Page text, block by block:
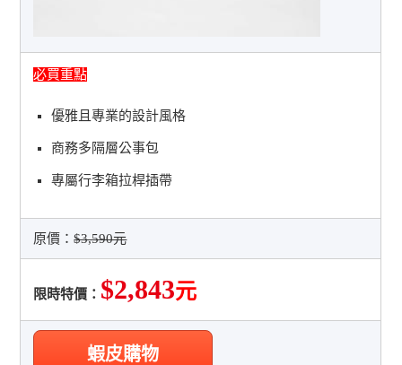
必買重點
優雅且專業的設計風格
商務多隔層公事包
專屬行李箱拉桿插帶
原價：$3,590元
限時特價： $2,843元
蝦皮購物